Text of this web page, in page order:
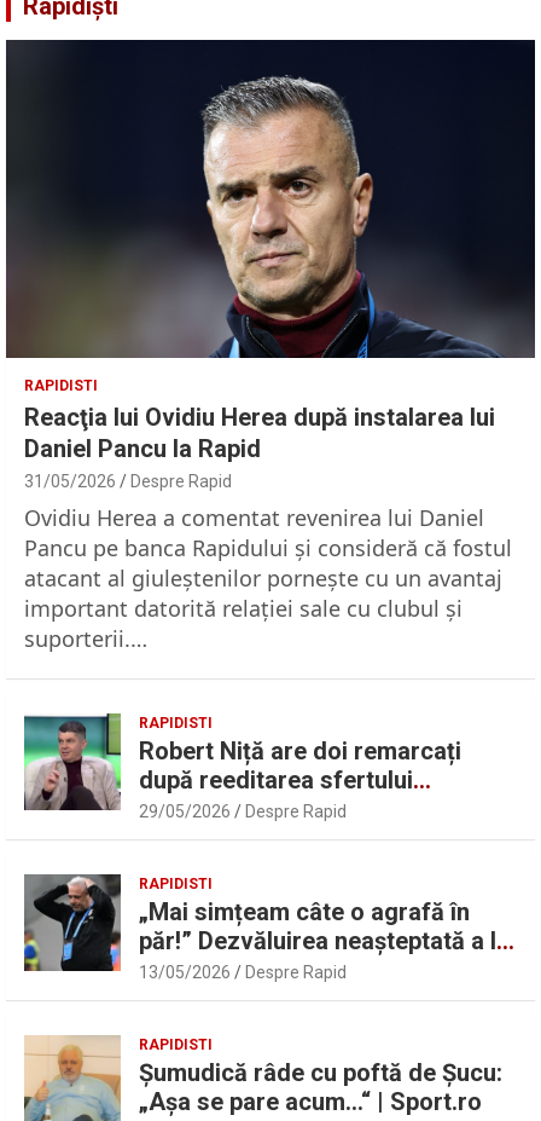
RAPIDISTI
Reacţia lui Ovidiu Herea după instalarea lui
Daniel Pancu la Rapid
31/05/2026 Despre Rapid
Ovidiu Herea a comentat revenirea lui Daniel
Pancu pe banca Rapidului şi consideră că fostul
atacant al giuleştenilor porneşte cu un avantaj
important datorită relaţiei sale cu clubul şi
suporterii.…
RAPIDISTI
Robert Niță are doi remarcați
după reeditarea sfertului
UEFAntastic: „Lideri în teren” |
Sport.ro
29/05/2026 Despre Rapid
RAPIDISTI
„Mai simțeam câte o agrafă în
păr!” Dezvăluirea neașteptată a lui
Marius Șumudică despre Daniel
Pancu
13/05/2026 Despre Rapid
RAPIDISTI
Șumudică râde cu poftă de Șucu:
„Așa se pare acum…“ | Sport.ro